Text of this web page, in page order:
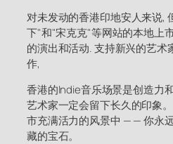
对未发动的香港印地安人来说,
下"和"宋克克"等网站的本地上
的演出和活动. 支持新兴的艺术
作,
香港的Indie音乐场景是创造力
艺术家一定会留下长久的印象
市充满活力的风景中 — — 你永
藏的宝石。